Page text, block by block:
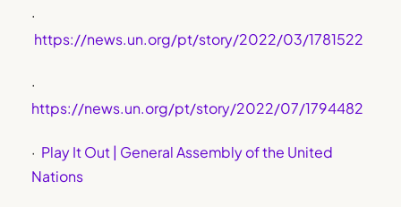
·
https://news.un.org/pt/story/2022/03/1781522
·
https://news.un.org/pt/story/2022/07/1794482
· Play It Out | General Assembly of the United
Nations